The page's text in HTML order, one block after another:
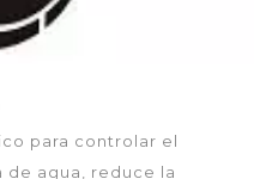
para controlar el
de agua, reduce la